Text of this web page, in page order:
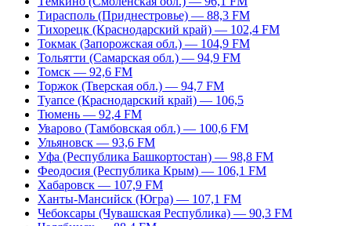
Тирасполь (Приднестровье) — 88,3 FM
Тихорецк (Краснодарский край) — 102,4 FM
Токмак (Запорожская обл.) — 104,9 FM
Тольятти (Самарская обл.) — 94,9 FM
Томск — 92,6 FM
Торжок (Тверская обл.) — 94,7 FM
Туапсе (Краснодарский край) — 106,5
Тюмень — 92,4 FM
Уварово (Тамбовская обл.) — 100,6 FM
Ульяновск — 93,6 FM
Уфа (Республика Башкортостан) — 98,8 FM
Феодосия (Республика Крым) — 106,1 FM
Хабаровск — 107,9 FM
Ханты-Мансийск (Югра) — 107,1 FM
Чебоксары (Чувашская Республика) — 90,3 FM